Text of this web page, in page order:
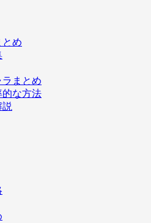
とめ
まとめ
的な方法